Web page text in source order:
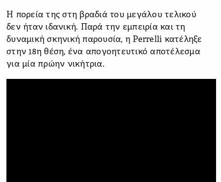
Η πορεία της στη βραδιά του μεγάλου τελικού
δεν ήταν ιδανική. Παρά την εμπειρία και τη
δυναμική σκηνική παρουσία, η Perrelli κατέληξε
στην 18η θέση, ένα απογοητευτικό αποτέλεσμα
για μία πρώην νικήτρια.